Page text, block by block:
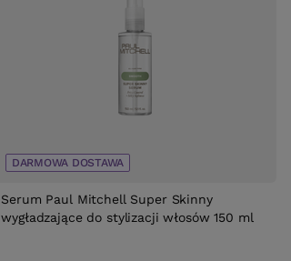
DARMOWA DOSTAWA
Serum Paul Mitchell Super Skinny
wygładzające do stylizacji włosów 150 ml